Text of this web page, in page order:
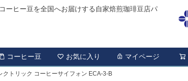
ーヒー豆を全国へお届けする自家焙煎珈琲豆店パ
コーヒー豆 お気に入り マイページ
クトリック コーヒーサイフォン ECA-3-B